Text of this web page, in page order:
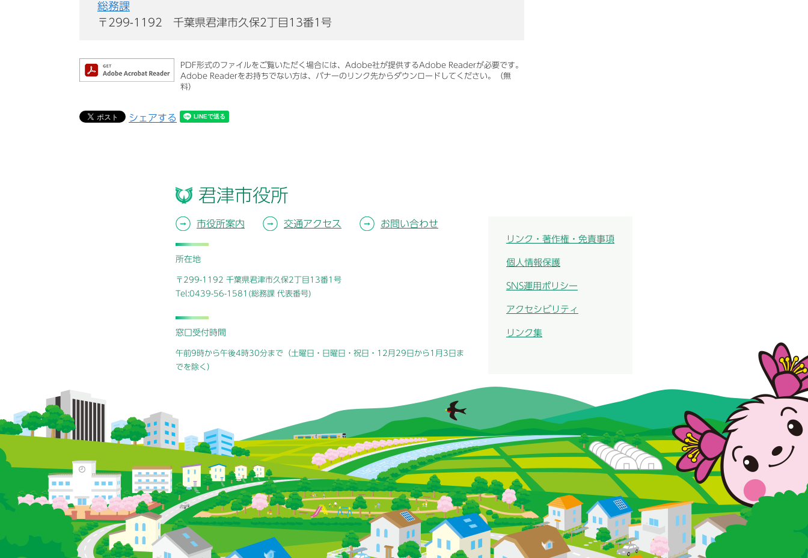
総務課
〒299-1192
千葉県君津市久保2丁目13番1号
PDF形式のファイルをご覧いただく場合には、Adobe社が提供するAdobe Readerが必要です。
Adobe Readerをお持ちでない方は、バナーのリンク先からダウンロードしてください。（無
料）
シェアする
君津市役所
市役所案内 交通アクセス お問い合わせ
所在地
〒299-1192 千葉県君津市久保2丁目13番1号
Tel:0439-56-1581(総務課 代表番号)
窓口受付時間
午前9時から午後4時30分まで（土曜日・日曜日・祝日・12月29日から1月3日ま
でを除く）
リンク・著作権・免責事項
個人情報保護
SNS運用ポリシー
アクセシビリティ
リンク集